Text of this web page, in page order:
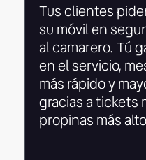
Tus clientes
su móvil en
al camarero. Tú
en el servicio,
más rápido y
gracias a tickets
propinas más